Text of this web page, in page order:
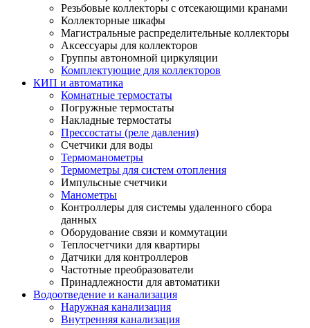
Резьбовые коллекторы с отсекающими кранами
Коллекторные шкафы
Магистральные распределительные коллекторы
Аксессуары для коллекторов
Группы автономной циркуляции
Комплектующие для коллекторов
КИП и автоматика
Комнатные термостаты
Погружные термостаты
Накладные термостаты
Прессостаты (реле давления)
Счетчики для воды
Термоманометры
Термометры для систем отопления
Импульсные счетчики
Манометры
Контроллеры для системы удаленного сбора
данных
Оборудование связи и коммутации
Теплосчетчики для квартиры
Датчики для контроллеров
Частотные преобразователи
Принадлежности для автоматики
Водоотведение и канализация
Наружная канализация
Внутренняя канализация